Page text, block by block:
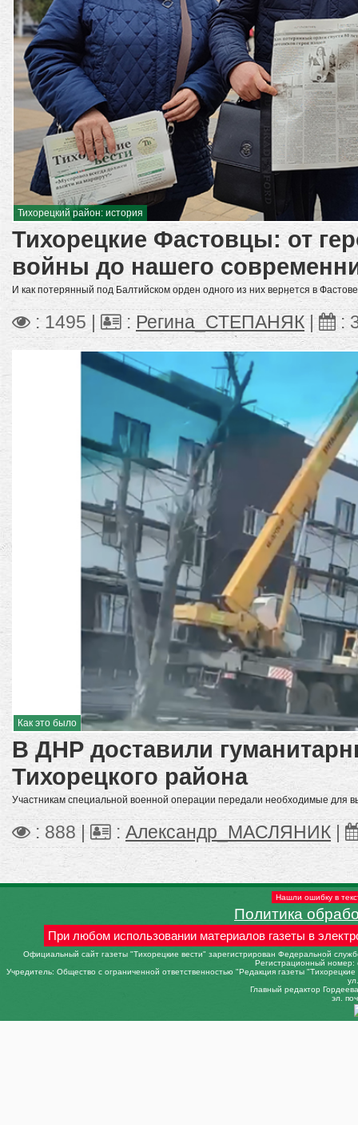
Тихорецкий район: история
Тихорецкие Фастовцы: от
войны до нашего
И как потерянный под Балтийском орден одного из них вернется в
: 1495 | : Регина_СТЕПАНЯК| :
Как это было
В ДНР доставили
Тихорецкого района
Участникам специальной военной операции передали необходимые для
: 888 | : Александр_МАСЛЯНИК|
Нашли ошибку в
Политика
При любом использовании материалов газеты в
Официальный сайт газеты "Тихорецкие вести" зарегистрирован Федеральной
Регистрационный
Учредитель: Общество с ограниченной ответственностью "Редакция газеты
Главный редактор
эл.